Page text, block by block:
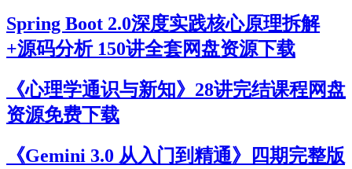
Spring Boot 2.0深度实践核心原理拆解
+源码分析 150讲全套网盘资源下载
《心理学通识与新知》28讲完结课程网盘
资源免费下载
《Gemini 3.0 从入门到精通》四期完整版